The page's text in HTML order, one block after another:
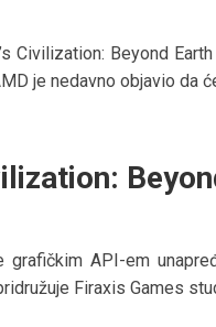
Civilization: Beyond
je nedavno objavio da
API-em
Firaxis Games